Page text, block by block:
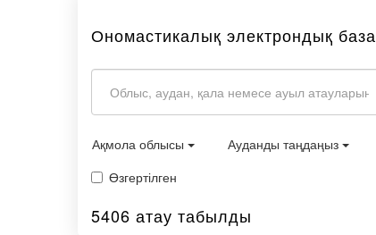
Ономастикалық электрондық база
Ақмола облысы Ауданды таңдаңыз
Өзгертілген
5406 атау табылды